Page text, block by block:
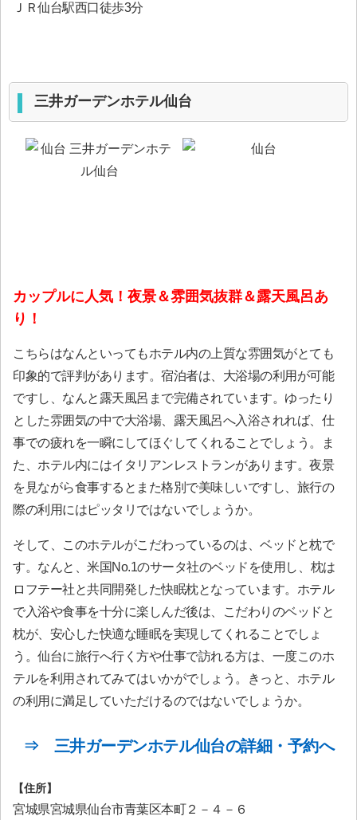
ＪＲ仙台駅西口徒歩3分
三井ガーデンホテル仙台
カップルに人気！夜景＆雰囲気抜群＆露天風呂あ
り！
こちらはなんといってもホテル内の上質な雰囲気がとても
印象的で評判があります。宿泊者は、大浴場の利用が可能
ですし、なんと露天風呂まで完備されています。ゆったり
とした雰囲気の中で大浴場、露天風呂へ入浴されれば、仕
事での疲れを一瞬にしてほぐしてくれることでしょう。ま
た、ホテル内にはイタリアンレストランがあります。夜景
を見ながら食事するとまた格別で美味しいですし、旅行の
際の利用にはピッタリではないでしょうか。
そして、このホテルがこだわっているのは、ベッドと枕で
す。なんと、米国No.1のサータ社のベッドを使用し、枕は
ロフテー社と共同開発した快眠枕となっています。ホテル
で入浴や食事を十分に楽しんだ後は、こだわりのベッドと
枕が、安心した快適な睡眠を実現してくれることでしょ
う。仙台に旅行へ行く方や仕事で訪れる方は、一度このホ
テルを利用されてみてはいかがでしょう。きっと、ホテル
の利用に満足していただけるのではないでしょうか。
⇒ 三井ガーデンホテル仙台の詳細・予約へ
【住所】
宮城県宮城県仙台市青葉区本町２－４－６